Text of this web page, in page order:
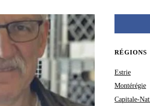
RÉGIONS
Estrie
Montérégie
Capitale-